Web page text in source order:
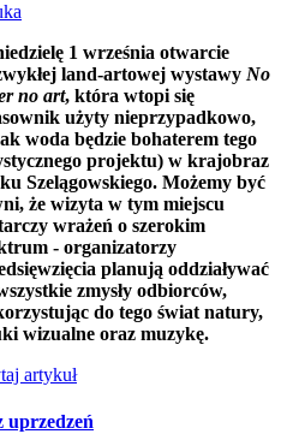
1 września otwarcie
land-artowej wystawy No
no art, która wtopi się
użyty nieprzypadkowo,
woda będzie bohaterem tego
projektu) w krajobraz
Szelągowskiego. Możemy być
że wizyta w tym miejscu
wrażeń o szerokim
- organizatorzy
planują oddziaływać
zmysły odbiorców,
do tego świat natury,
wizualne oraz muzykę.
artykuł
uprzedzeń